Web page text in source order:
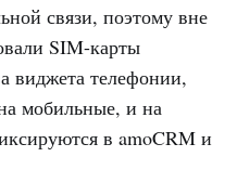
связи, поэтому вне
SIM-карты
виджета телефонии,
мобильные, и на
в amoCRM и